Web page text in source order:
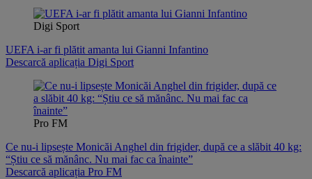
Digi Sport
UEFA i-ar fi plătit amanta lui Gianni Infantino
Descarcă aplicația Digi Sport
Pro FM
Ce nu-i lipsește Monicăi Anghel din frigider, după ce a slăbit 40 kg:
“Știu ce să mănânc. Nu mai fac ca înainte”
Descarcă aplicația Pro FM